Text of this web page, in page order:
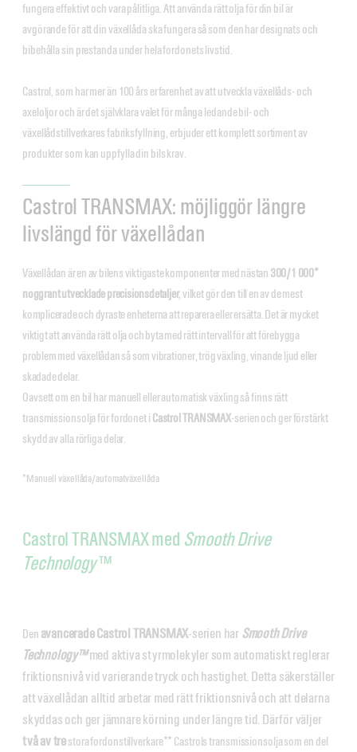
fungera effektivt och vara pålitliga. Att använda rätt olja för din bil är
avgörande för att din växellåda ska fungera så som den har designats och
bibehålla sin prestanda under hela fordonets livstid.
Castrol, som har mer än 100 års erfarenhet av att utveckla växellåds- och
axeloljor och är det självklara valet för många ledande bil- och
växellådstillverkares fabriksfyllning, erbjuder ett komplett sortiment av
produkter som kan uppfylla din bils krav.
Castrol TRANSMAX: möjliggör längre
livslängd för växellådan
Växellådan är en av bilens viktigaste komponenter med nästan 300/1 000*
noggrant utvecklade precisionsdetaljer, vilket gör den till en av de mest
komplicerade och dyraste enheterna att reparera eller ersätta. Det är mycket
viktigt att använda rätt olja och byta med rätt intervall för att förebygga
problem med växellådan så som vibrationer, trög växling, vinande ljud eller
skadade delar.
Oavsett om en bil har manuell eller automatisk växling så finns rätt
transmissionsolja för fordonet i Castrol TRANSMAX-serien och ger förstärkt
skydd av alla rörliga delar.
*Manuell växellåda/automatväxellåda
Castrol TRANSMAX med Smooth Drive
Technology™
Den avancerade Castrol TRANSMAX-serien har Smooth Drive
Technology™med aktiva styrmolekyler som automatiskt reglerar
friktionsnivå vid varierande tryck och hastighet. Detta säkerställer
att växellådan alltid arbetar med rätt friktionsnivå och att delarna
skyddas och ger jämnare körning under längre tid. Därför väljer
två av trestora fordonstillverkare** Castrols transmissionsolja som en del